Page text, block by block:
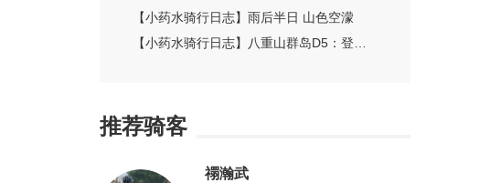
【小药水骑行日志】雨后半日 山色空濛
推荐骑客
禤瀚武